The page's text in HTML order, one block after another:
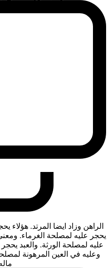
الراهن وزاد ايضا المرتد.
يحجر عليه لمصلحة الغرماء.
عليه لمصلحة الورثة. والعبد
وعليه في العين المرهونة